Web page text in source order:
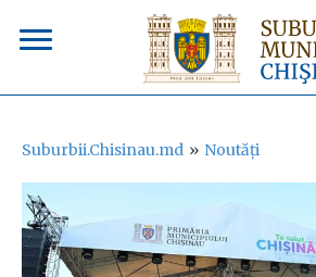
Suburbii.Chisinau.md » Noutăți